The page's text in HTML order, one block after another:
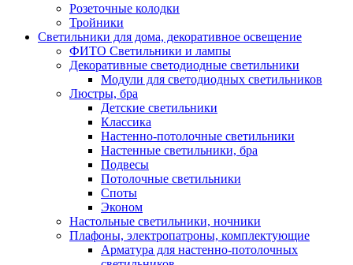
Розеточные колодки
Тройники
Светильники для дома, декоративное освещение
ФИТО Светильники и лампы
Декоративные светодиодные светильники
Модули для светодиодных светильников
Люстры, бра
Детские светильники
Классика
Настенно-потолочные светильники
Настенные светильники, бра
Подвесы
Потолочные светильники
Споты
Эконом
Настольные светильники, ночники
Плафоны, электропатроны, комплектующие
Арматура для настенно-потолочных